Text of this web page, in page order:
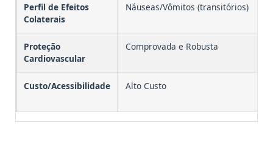
Perfil de Efeitos
Colaterais
Náuseas/Vômitos (transitórios)
Proteção
Cardiovascular
Comprovada e Robusta
Custo/Acessibilidade Alto Custo